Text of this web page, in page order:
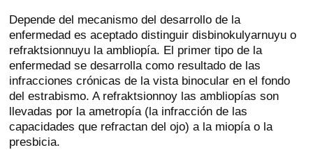
Depende del mecanismo del desarrollo de la
enfermedad es aceptado distinguir disbinokulyarnuyu o
refraktsionnuyu la ambliopía. El primer tipo de la
enfermedad se desarrolla como resultado de las
infracciones crónicas de la vista binocular en el fondo
del estrabismo. A refraktsionnoy las ambliopías son
llevadas por la ametropía (la infracción de las
capacidades que refractan del ojo) a la miopía o la
presbicia.